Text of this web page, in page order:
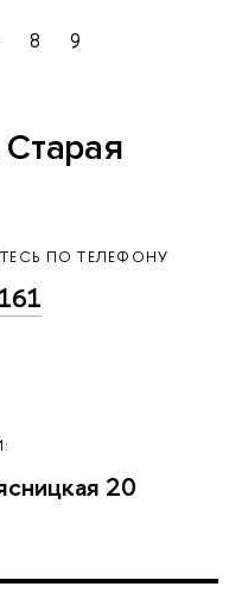
8 9
ПО ТЕЛЕФОНУ
20